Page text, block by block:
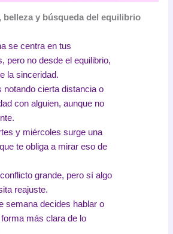
belleza y búsqueda del equilibrio
se centra en tus
pero no desde el equilibrio,
la sinceridad.
notando cierta distancia o
con alguien, aunque no
y miércoles surge una
te obliga a mirar eso de
grande, pero sí algo
reajuste.
semana decides hablar o
más clara de lo